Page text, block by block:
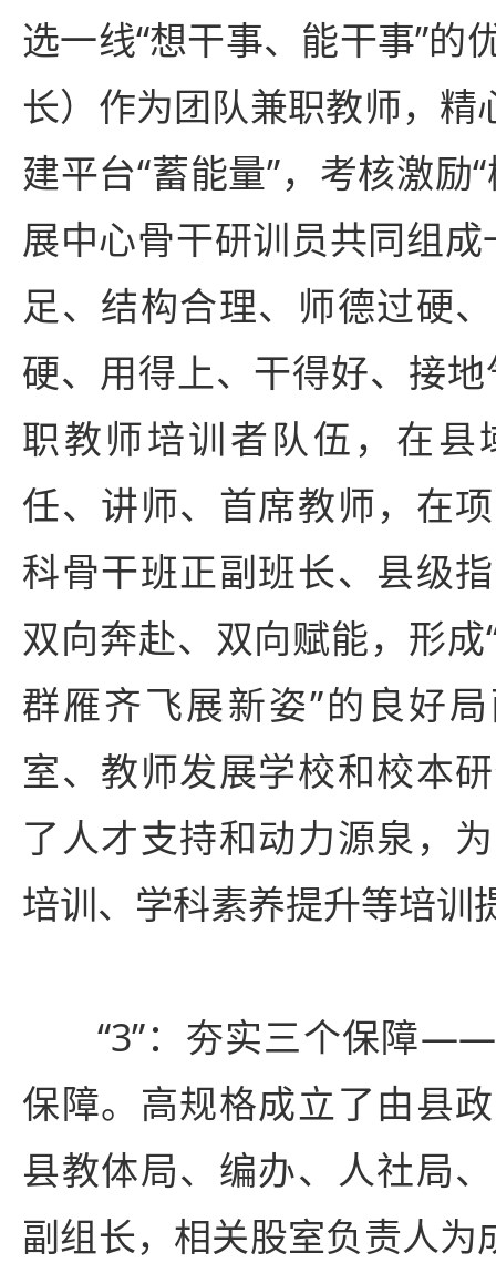
选一线“想干事、能干事”的
长）作为团队兼职教师，精
建平台“蓄能量”，考核激励
展中心骨干研训员共同组
足、结构合理、师德过硬
硬、用得上、干得好、接
职教师培训者队伍，在县
任、讲师、首席教师，在
科骨干班正副班长、县级
双向奔赴、双向赋能，形
群雁齐飞展新姿”的良好
室、教师发展学校和校本
了人才支持和动力源泉，
培训、学科素养提升等培训
“3”：夯实三个保障
保障。高规格成立了由县
县教体局、编办、人社局
副组长，相关股室负责人为